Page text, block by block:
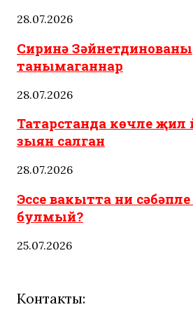
28.07.2026
Сиринә Зәйнетдинованы
танымаганнар
28.07.2026
Татарстанда көчле җил
зыян салган
28.07.2026
Эссе вакытта ни
булмый?
25.07.2026
Контакты: